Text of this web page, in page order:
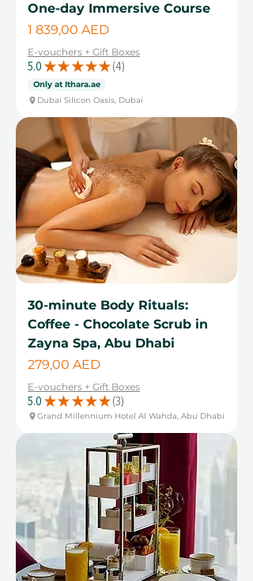
One-day Immersive Course
Cena
1 839,00 AED
E-vouchers + Gift Boxes
5.0 ★ ★ ★ ★ ★ 4
4
Only at Ithara.ae
Dubai Silicon Oasis, Dubai
30-minute Body Rituals:
Coffee - Chocolate Scrub in
Zayna Spa, Abu Dhabi
Cena
279,00 AED
E-vouchers + Gift Boxes
5.0 ★ ★ ★ ★ ★ 3
3
Grand Millennium Hotel Al Wahda, Abu Dhabi